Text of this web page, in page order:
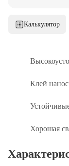
Калькулятор
Клей
Хорошая